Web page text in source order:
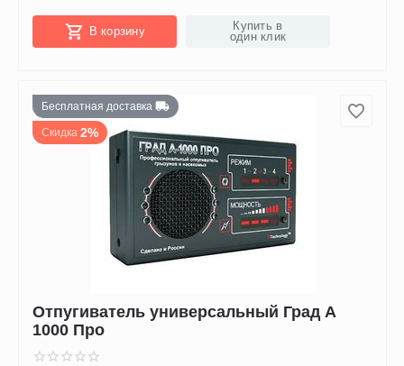
В корзину
Купить в
один клик
Бесплатная доставка
Скидка 2%
Отпугиватель универсальный Град А
1000 Про